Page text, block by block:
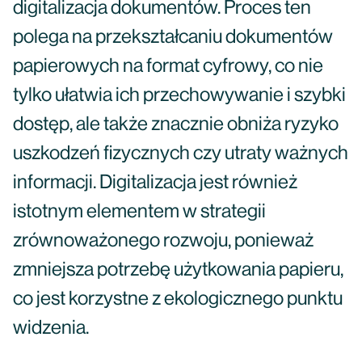
digitalizacja dokumentów. Proces ten
polega na przekształcaniu dokumentów
papierowych na format cyfrowy, co nie
tylko ułatwia ich przechowywanie i szybki
dostęp, ale także znacznie obniża ryzyko
uszkodzeń fizycznych czy utraty ważnych
informacji. Digitalizacja jest również
istotnym elementem w strategii
zrównoważonego rozwoju, ponieważ
zmniejsza potrzebę użytkowania papieru,
co jest korzystne z ekologicznego punktu
widzenia.